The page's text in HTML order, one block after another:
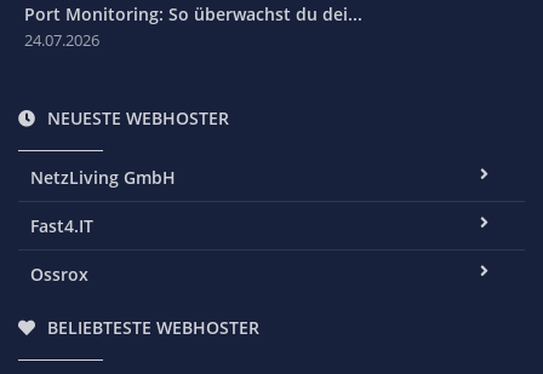
Port Monitoring: So überwachst du dei...
24.07.2026
NEUESTE WEBHOSTER
NetzLiving GmbH
Fast4.IT
Ossrox
BELIEBTESTE WEBHOSTER